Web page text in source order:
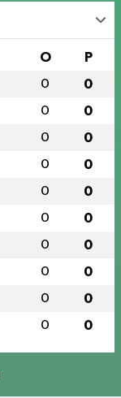
O P
0 0
0 0
0 0
0 0
0 0
0 0
0 0
0 0
0 0
0 0